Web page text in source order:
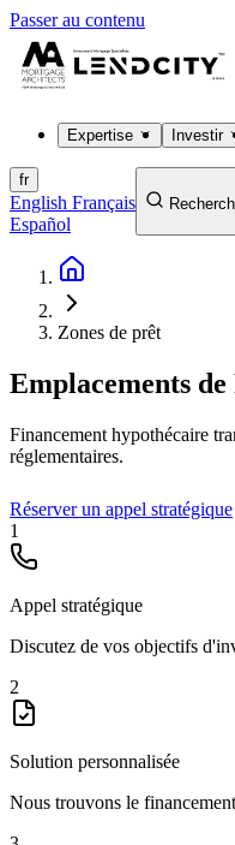
Passer au contenu
Expertise Investir
fr
English Français
Español
Zones de prêt
Emplacements
Financement hypothécaire
réglementaires.
Réserver un appel stratégique
1
Appel stratégique
Discutez de vos objectifs
2
Solution personnalisée
Nous trouvons le